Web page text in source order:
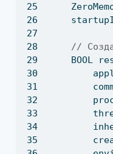
//
BOOL